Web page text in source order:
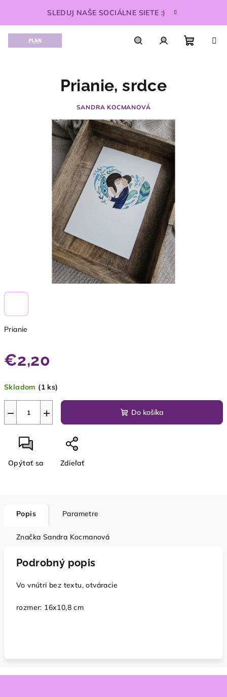
obsah
SLEDUJ NAŠE SOCIÁLNE SIETE :)
Prianie
€2,20
cena:
Skladom (1 ks)
+
− Do košíka
Opýtať sa Zdieľať
Prianie, srdce
SANDRA KOCMANOVÁ
Popis Parametre
Značka Sandra Kocmanová
Podrobný popis
Vo vnútri bez textu, otváracie
rozmer: 16x10,8 cm